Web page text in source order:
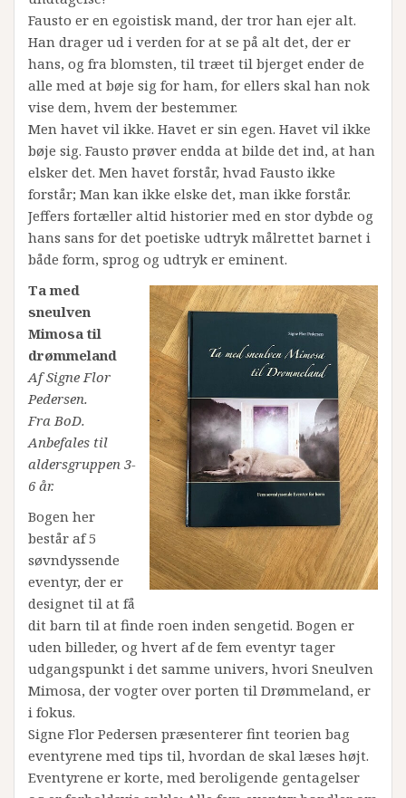
Fausto er en egoistisk mand, der tror han ejer alt.
Han drager ud i verden for at se på alt det, der er
hans, og fra blomsten, til træet til bjerget ender de
alle med at bøje sig for ham, for ellers skal han nok
vise dem, hvem der bestemmer.
Men havet vil ikke. Havet er sin egen. Havet vil ikke
bøje sig. Fausto prøver endda at bilde det ind, at han
elsker det. Men havet forstår, hvad Fausto ikke
forstår; Man kan ikke elske det, man ikke forstår.
Jeffers fortæller altid historier med en stor dybde og
hans sans for det poetiske udtryk målrettet barnet i
både form, sprog og udtryk er eminent.
Ta med
sneulven
Mimosa til
drømmeland
Af Signe Flor
Pedersen.
Fra BoD.
Anbefales til
aldersgruppen 3-
6 år.
Bogen her
består af 5
søvndyssende
eventyr, der er
designet til at få
dit barn til at finde roen inden sengetid. Bogen er
uden billeder, og hvert af de fem eventyr tager
udgangspunkt i det samme univers, hvori Sneulven
Mimosa, der vogter over porten til Drømmeland, er
i fokus.
Signe Flor Pedersen præsenterer fint teorien bag
eventyrene med tips til, hvordan de skal læses højt.
Eventyrene er korte, med beroligende gentagelser